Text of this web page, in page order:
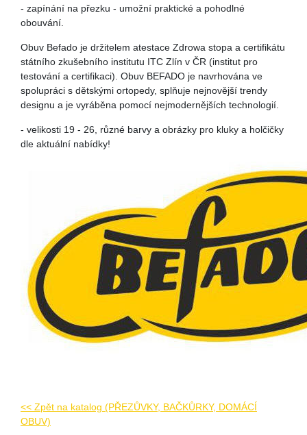
- zapínání na přezku - umožní praktické a pohodlné
obouvání.
Obuv Befado je držitelem atestace Zdrowa stopa a certifikátu
státního zkušebního institutu ITC Zlín v ČR (institut pro
testování a certifikaci). Obuv BEFADO je navrhována ve
spolupráci s dětskými ortopedy, splňuje nejnovější trendy
designu a je vyráběna pomocí nejmodernějších technologií.
- velikosti 19 - 26, různé barvy a obrázky pro kluky a holčičky
dle aktuální nabídky!
<< Zpět na katalog (PŘEZŮVKY, BAČKŮRKY, DOMÁCÍ
OBUV)